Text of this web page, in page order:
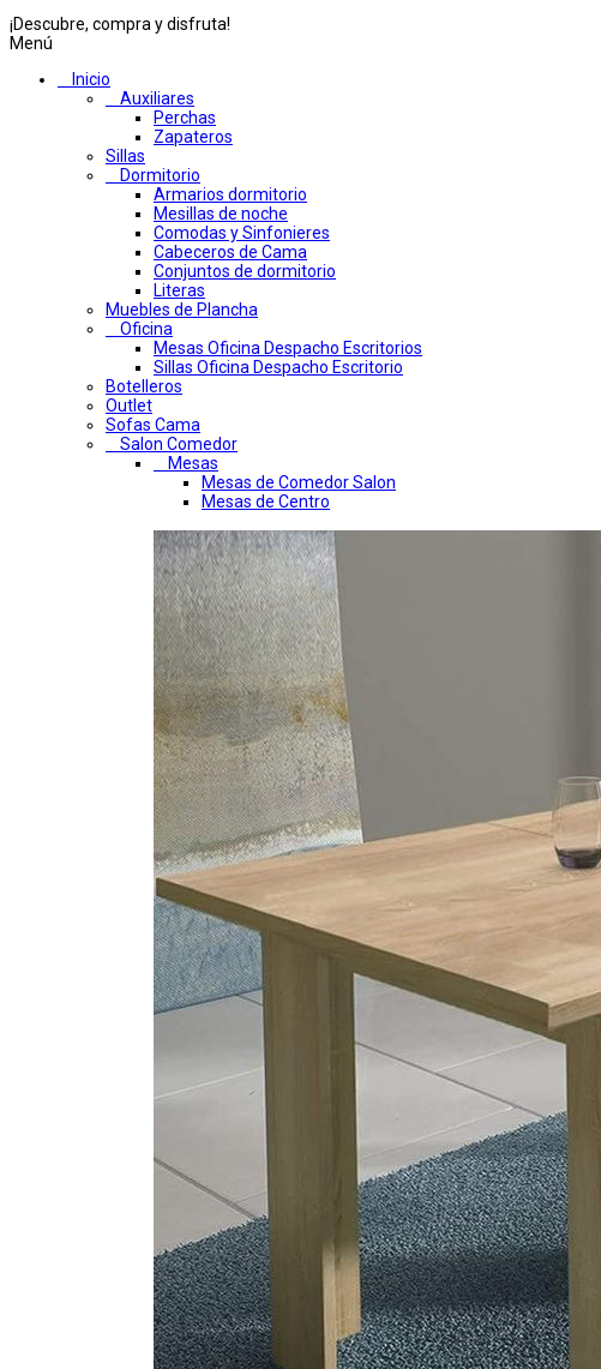
¡Descubre, compra y disfruta!
Menú
Inicio
Auxiliares
Perchas
Zapateros
Sillas
Dormitorio
Armarios dormitorio
Mesillas de noche
Comodas y Sinfonieres
Cabeceros de Cama
Conjuntos de dormitorio
Literas
Muebles de Plancha
Oficina
Mesas Oficina Despacho Escritorios
Sillas Oficina Despacho Escritorio
Botelleros
Outlet
Sofas Cama
Salon Comedor
Mesas
Mesas de Comedor Salon
Mesas de Centro